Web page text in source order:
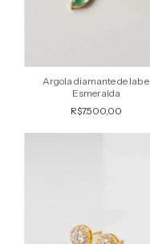
Argola diamante de lab e
Esmeralda
R$7.500,00